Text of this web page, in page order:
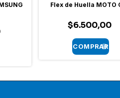
Flex de Huella MOTO
$6.500,00